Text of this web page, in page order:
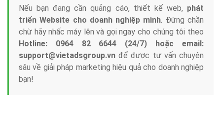
Nếu bạn đang cần quảng cáo, thiết kế web, phát
triển Website cho doanh nghiệp mình. Đừng chần
chừ hãy nhấc máy lên và gọi ngay cho chúng tôi theo
Hotline: 0964 82 6644 (24/7) hoặc email:
support@vietadsgroup.vn để được tư vấn chuyên
sâu về giải pháp marketing hiệu quả cho doanh nghiệp
bạn!